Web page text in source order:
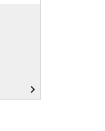
navigate_next